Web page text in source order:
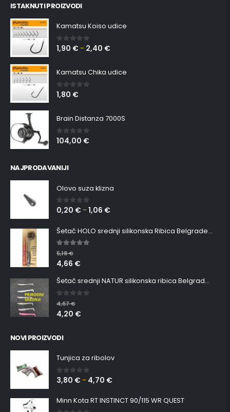
ISTAKNUTI PROIZVODI
Kamatsu Koiso udice
0 out of 5
1,90 € – 2,40 €
Kamatsu Chika udice
0 out of 5
1,80 €
Brain Distanza 7000S
0out of 5
104,00 €
NAJPRODAVANIJI
Olovo suza klizna
0 out of 5
0,20 € –1,06 €
Šetač HOLO srednji silikonska Ribica Belgrade Walker
5.00out of 5
5,18€
4,66 €
Šetač srednji NATUR silikonska ribica Belgrade Walker
0 out of 5
4,67€
4,20 €
NOVI PROIZVODI
Tunjica za ribolov
0 out of 5
3,80 € – 4,70 €
Minn Kota RT INSTINCT 90/115 WR QUEST